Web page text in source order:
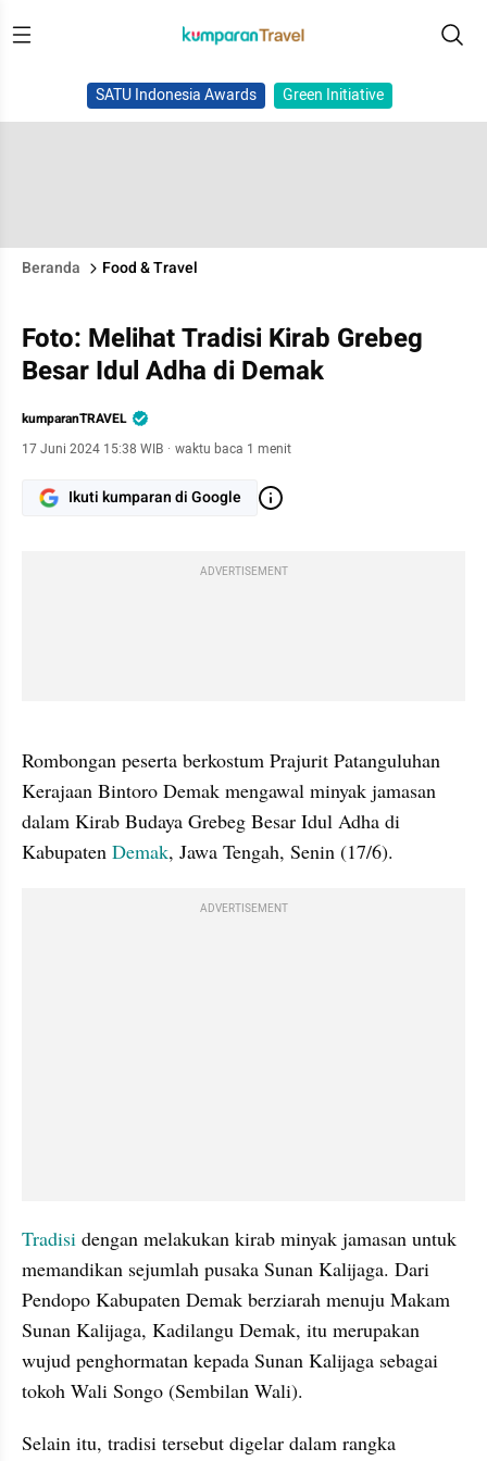
SATU Indonesia Awards Green Initiative
Beranda Food & Travel
Foto: Melihat Tradisi Kirab Grebeg
Besar Idul Adha di Demak
kumparanTRAVEL
17 Juni 2024 15:38 WIB · waktu baca 1 menit
Ikuti kumparan di Google
ADVERTISEMENT
Rombongan peserta berkostum Prajurit Patanguluhan
Kerajaan Bintoro Demak mengawal minyak jamasan
dalam Kirab Budaya Grebeg Besar Idul Adha di
Kabupaten Demak, Jawa Tengah, Senin (17/6).
ADVERTISEMENT
Tradisi dengan melakukan kirab minyak jamasan untuk
memandikan sejumlah pusaka Sunan Kalijaga. Dari
Pendopo Kabupaten Demak berziarah menuju Makam
Sunan Kalijaga, Kadilangu Demak, itu merupakan
wujud penghormatan kepada Sunan Kalijaga sebagai
tokoh Wali Songo (Sembilan Wali).
Selain itu, tradisi tersebut digelar dalam rangka